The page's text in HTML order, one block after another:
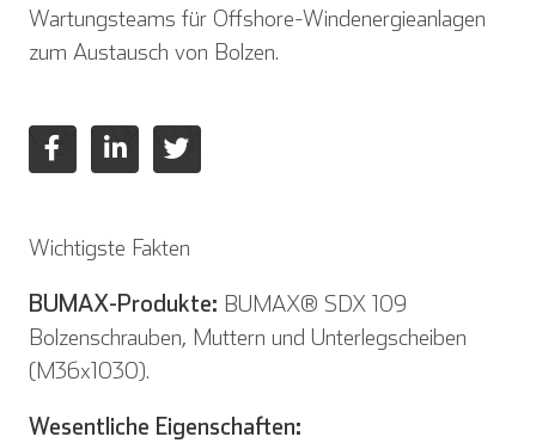
Wartungsteams für Offshore-Windenergieanlagen
zum Austausch von Bolzen­.
Wichtigste Fakten
BUMAX-Produkte: BUMAX® SDX 109
Bolzenschrauben, Muttern und Unterlegscheiben
(M36x1030).
Wesentliche Eigenschaften: